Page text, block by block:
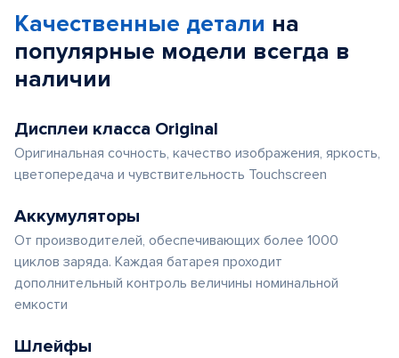
Качественные детали на
популярные модели всегда в
наличии
Дисплеи класса Original
Оригинальная сочность, качество изображения, яркость,
цветопередача и чувствительность Touchscreen
Аккумуляторы
От производителей, обеспечивающих более 1000
циклов заряда. Каждая батарея проходит
дополнительный контроль величины номинальной
емкости
Шлейфы